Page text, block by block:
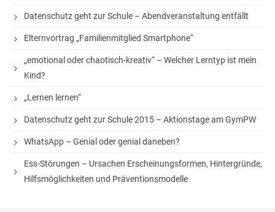
Hausaufgaben
Materiallisten
Lernstand 8
Individuelle Förderung
Hausaufgabenbetreuung und Förderung am
Nachmittag
Datenschutz geht zur Schule – Abendveranstaltung entfällt
Elternvortrag „Familienmitglied Smartphone“
„emotional oder chaotisch-kreativ“ – Welcher Lerntyp ist mein
Kind?
„Lernen lernen“
Datenschutz geht zur Schule 2015 – Aktionstage am GymPW
WhatsApp – Genial oder genial daneben?
Ess-Störungen – Ursachen Erscheinungsformen, Hintergründe,
Hilfsmöglichkeiten und Präventionsmodelle